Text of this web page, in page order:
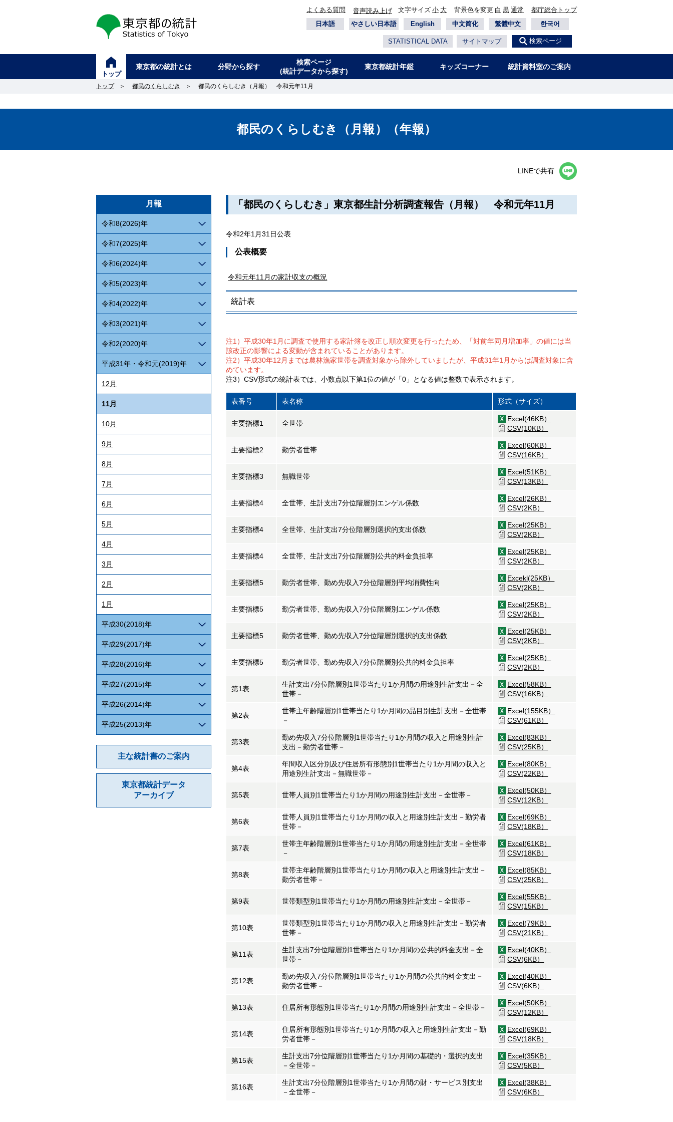
東京都の統計
よくある質問 音声読み上げ 文字サイズ 小 大 背景色を変更 白 黒 通常
都庁総合トップ
日本語
やさしい日本語 English 中文简化 繁體中文 한국어
STATISTICAL DATA サイトマップ 検索ページ
トップ
東京都の統計とは 分野から探す
検索ページ
(統計データから探す)
東京都統計年鑑 キッズコーナー 統計資料室のご案内
トップ ＞ 都民のくらしむき ＞ 都民のくらしむき（月報） 令和元年11月
都民のくらしむき（月報）（年報）
LINEで共有
月報
令和8(2026)年
令和7(2025)年
令和6(2024)年
令和5(2023)年
令和4(2022)年
令和3(2021)年
令和2(2020)年
平成31年・令和元(2019)年
12月
11月
10月
9月
8月
7月
6月
5月
4月
3月
2月
1月
平成30(2018)年
平成29(2017)年
平成28(2016)年
平成27(2015)年
平成26(2014)年
平成25(2013)年
主な統計書のご案内
東京都統計データ
アーカイブ
「都民のくらしむき」東京都生計分析調査報告（月報） 令和元年11月
令和2年1月31日公表
公表概要
令和元年11月の家計収支の概況
統計表
注1）平成30年1月に調査で使用する家計簿を改正し順次変更を行ったため、「対前年同月増加率」の値には当
該改正の影響による変動が含まれていることがあります。
注2）平成30年12月までは農林漁家世帯を調査対象から除外していましたが、平成31年1月からは調査対象に含
めています。
注3）CSV形式の統計表では、小数点以下第1位の値が「0」となる値は整数で表示されます。
表番号 表名称 形式（サイズ）
主要指標1 全世帯
Excel(46KB）
CSV(10KB）
主要指標2 勤労者世帯
Excel(60KB）
CSV(16KB）
主要指標3 無職世帯
Excel(51KB）
CSV(13KB）
主要指標4 全世帯、生計支出7分位階層別エンゲル係数
Excel(26KB）
CSV(2KB）
主要指標4 全世帯、生計支出7分位階層別選択的支出係数
Excel(25KB）
CSV(2KB）
主要指標4 全世帯、生計支出7分位階層別公共的料金負担率
Excel(25KB）
CSV(2KB）
主要指標5 勤労者世帯、勤め先収入7分位階層別平均消費性向
Excekl(25KB）
CSV(2KB）
主要指標5 勤労者世帯、勤め先収入7分位階層別エンゲル係数
Excel(25KB）
CSV(2KB）
主要指標5 勤労者世帯、勤め先収入7分位階層別選択的支出係数
Excel(25KB）
CSV(2KB）
主要指標5 勤労者世帯、勤め先収入7分位階層別公共的料金負担率
Excel(25KB）
CSV(2KB）
第1表
生計支出7分位階層別1世帯当たり1か月間の用途別生計支出－全
世帯－
Excel(58KB）
CSV(16KB）
第2表
世帯主年齢階層別1世帯当たり1か月間の品目別生計支出－全世帯
－
Excel(155KB）
CSV(61KB）
第3表
勤め先収入7分位階層別1世帯当たり1か月間の収入と用途別生計
支出－勤労者世帯－
Excel(83KB）
CSV(25KB）
第4表
年間収入区分別及び住居所有形態別1世帯当たり1か月間の収入と
用途別生計支出－無職世帯－
Excel(80KB）
CSV(22KB）
第5表 世帯人員別1世帯当たり1か月間の用途別生計支出－全世帯－
Excel(50KB）
CSV(12KB）
第6表
世帯人員別1世帯当たり1か月間の収入と用途別生計支出－勤労者
世帯－
Excel(69KB）
CSV(18KB）
第7表
世帯主年齢階層別1世帯当たり1か月間の用途別生計支出－全世帯
－
Excel(61KB）
CSV(18KB）
第8表
世帯主年齢階層別1世帯当たり1か月間の収入と用途別生計支出－
勤労者世帯－
Excel(85KB）
CSV(25KB）
第9表 世帯類型別1世帯当たり1か月間の用途別生計支出－全世帯－
Excel(55KB）
CSV(15KB）
第10表
世帯類型別1世帯当たり1か月間の収入と用途別生計支出－勤労者
世帯－
Excel(79KB）
CSV(21KB）
第11表
生計支出7分位階層別1世帯当たり1か月間の公共的料金支出－全
世帯－
Excel(40KB）
CSV(6KB）
第12表
勤め先収入7分位階層別1世帯当たり1か月間の公共的料金支出－
勤労者世帯－
Excel(40KB）
CSV(6KB）
第13表 住居所有形態別1世帯当たり1か月間の用途別生計支出－全世帯－
Excel(50KB）
CSV(12KB）
第14表
住居所有形態別1世帯当たり1か月間の収入と用途別生計支出－勤
労者世帯－
Excel(69KB）
CSV(18KB）
第15表
生計支出7分位階層別1世帯当たり1か月間の基礎的・選択的支出
－全世帯－
Excel(35KB）
CSV(5KB）
第16表
生計支出7分位階層別1世帯当たり1か月間の財・サービス別支出
－全世帯－
Excel(38KB）
CSV(6KB）